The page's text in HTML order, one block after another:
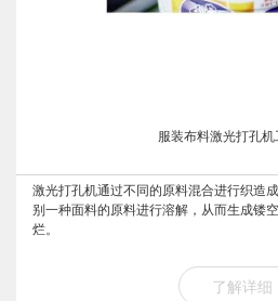
服装布料激光打孔
激光打孔机通过不同的原料混合进行织造
别一种面料的原料进行溶解，从而生成镂
烂。
了解详细